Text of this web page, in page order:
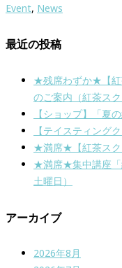
Event, News
最近の投稿
★残席わずか★【紅
のご案内（紅茶スク
【ショップ】「夏
【テイスティング
★満席★【紅茶スク
★満席★集中講座「
土曜日）
アーカイブ
2026年8月